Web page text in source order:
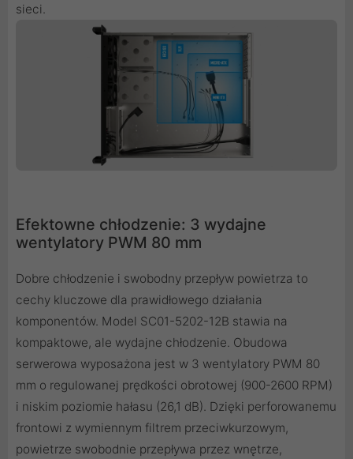
sieci.
Efektowne chłodzenie: 3 wydajne
wentylatory PWM 80 mm
Dobre chłodzenie i swobodny przepływ powietrza to
cechy kluczowe dla prawidłowego działania
komponentów. Model SC01-5202-12B stawia na
kompaktowe, ale wydajne chłodzenie. Obudowa
serwerowa wyposażona jest w 3 wentylatory PWM 80
mm o regulowanej prędkości obrotowej (900-2600 RPM)
i niskim poziomie hałasu (26,1 dB). Dzięki perforowanemu
frontowi z wymiennym filtrem przeciwkurzowym,
powietrze swobodnie przepływa przez wnętrze,